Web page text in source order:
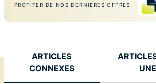
PROFITER DE NOS DERNIÈRES OFFRES
ARTICLES
CONNEXES
UNE